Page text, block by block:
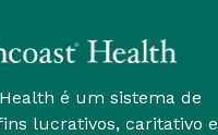
é um sistema de
lucrativos, caritativo e